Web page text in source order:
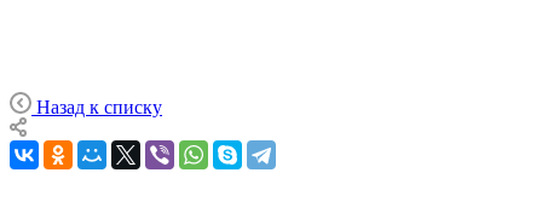
Назад к списку